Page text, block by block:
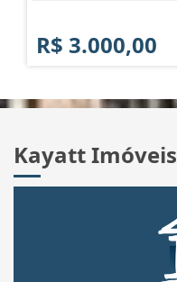
R$ 3.000,00
Kayatt Imóveis